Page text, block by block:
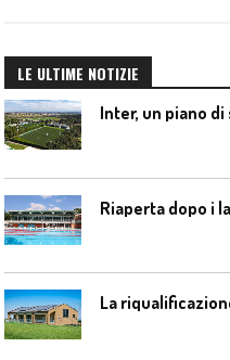
LE ULTIME NOTIZIE
Riaperta dopo i
La